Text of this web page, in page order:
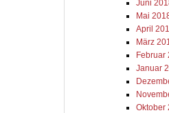
Juni
Mai
April
März
Februar
Januar
Oktober